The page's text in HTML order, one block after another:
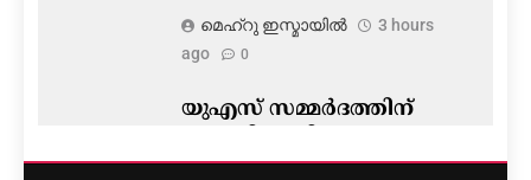
മെഹ്റു ഇസ്മായില്‍
3 hours
ago
0
യുഎസ് സമ്മർദത്തിന്
മാറ്റരുതെന്ന് GTRI; ഇടപാട്